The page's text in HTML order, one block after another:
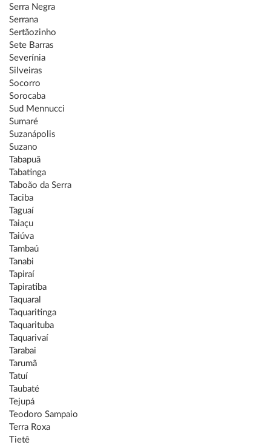
Serra Negra
Serrana
Sertãozinho
Sete Barras
Severínia
Silveiras
Socorro
Sorocaba
Sud Mennucci
Sumaré
Suzanápolis
Suzano
Tabapuã
Tabatinga
Taboão da Serra
Taciba
Taguaí
Taiaçu
Taiúva
Tambaú
Tanabi
Tapiraí
Tapiratiba
Taquaral
Taquaritinga
Taquarituba
Taquarivaí
Tarabai
Tarumã
Tatuí
Taubaté
Tejupá
Teodoro Sampaio
Terra Roxa
Tietê